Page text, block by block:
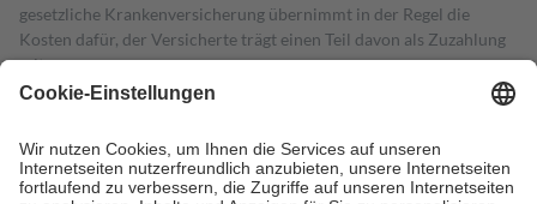
gesetzliche Krankenversicherung übernimmt in der Regel die
Kosten dafür, der Versicherte trägt einen Teil davon als Zuzahlung
mit.
Grundsätzlich leisten Mitglieder Zuzahlungen in Höhe von zehn
höchstens zehn Euro.
Es sind jedoch nie mehr als die tatsächlichen
Kosten der Leistung zu entrichten.
Diese Regeln gelten grundsätzlich auch für Online-Apotheken.